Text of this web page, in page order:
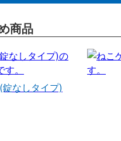
商品
なしタイプ)